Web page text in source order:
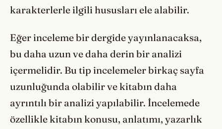
karakterlerle ilgili hususları ele alabilir.
Eğer inceleme bir dergide yayınlanacaksa,
bu daha uzun ve daha derin bir analizi
içermelidir. Bu tip incelemeler birkaç sayfa
uzunluğunda olabilir ve kitabın daha
ayrıntılı bir analizi yapılabilir. İncelemede
özellikle kitabın konusu, anlatımı, yazarlık